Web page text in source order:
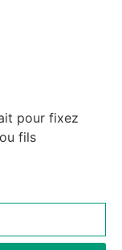
pour fixez
fils